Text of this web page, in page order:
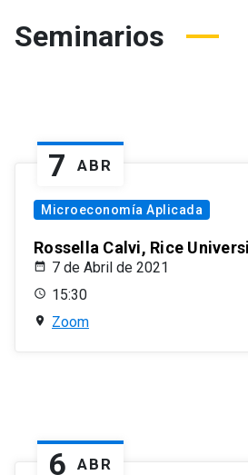
Seminarios
7 ABR
Microeconomía Aplicada
Rossella Calvi, Rice
7 de Abril de 2021
15:30
Zoom
6 ABR